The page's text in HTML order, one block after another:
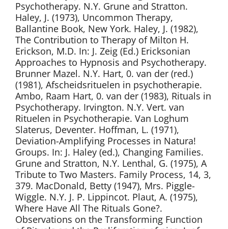
Psychotherapy. N.Y. Grune and Stratton.
Haley, J. (1973), Uncommon Therapy,
Ballantine Book, New York. Haley, J. (1982),
The Contribution to Therapy of Milton H.
Erickson, M.D. In: J. Zeig (Ed.) Ericksonian
Approaches to Hypnosis and Psychotherapy.
Brunner Mazel. N.Y. Hart, 0. van der (red.)
(1981), Afscheidsrituelen in psychotherapie.
Ambo, Raam Hart, 0. van der (1983), Rituals in
Psychotherapy. Irvington. N.Y. Vert. van
Rituelen in Psychotherapie. Van Loghum
Slaterus, Deventer. Hoffman, L. (1971),
Deviation-Amplifying Processes in Natura!
Groups. In: J. Haley (ed.), Changing Families.
Grune and Stratton, N.Y. Lenthal, G. (1975), A
Tribute to Two Masters. Family Process, 14, 3,
379. MacDonald, Betty (1947), Mrs. Piggle-
Wiggle. N.Y. J. P. Lippincot. Plaut, A. (1975),
Where Have All The Rituals Gone?.
Observations on the Transforming Function